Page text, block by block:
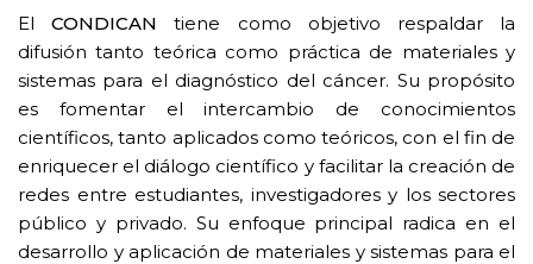
ElCONDICAN tiene como objetivo respaldar la
difusión tanto teórica como práctica de materiales y
sistemas para el diagnóstico del cáncer. Su propósito
es fomentar el intercambio de conocimientos
científicos, tanto aplicados como teóricos, con el fin de
enriquecer el diálogo científico y facilitar la creación de
redes entre estudiantes, investigadores y los sectores
público y privado. Su enfoque principal radica en el
desarrollo y aplicación de materiales y sistemas para el